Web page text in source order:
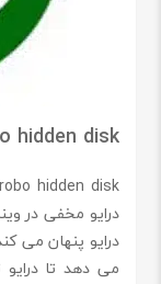
hidden disk
درایو مخفی در
می دهد تا درایو